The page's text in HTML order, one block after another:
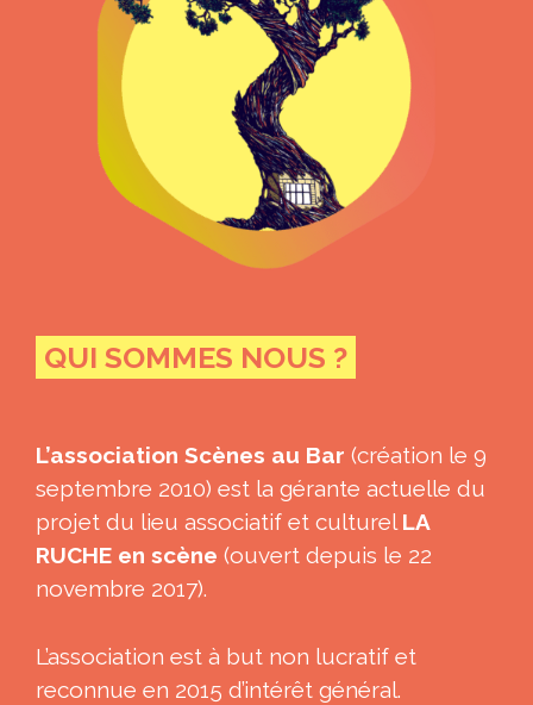
QUI SOMMES NOUS ?
L’association Scènes au Bar (création le 9
septembre 2010) est la gérante actuelle du
projet du lieu associatif et culturel LA
RUCHE en scène (ouvert depuis le 22
novembre 2017).
L’association est à but non lucratif et
reconnue en 2015 d’intérêt général.